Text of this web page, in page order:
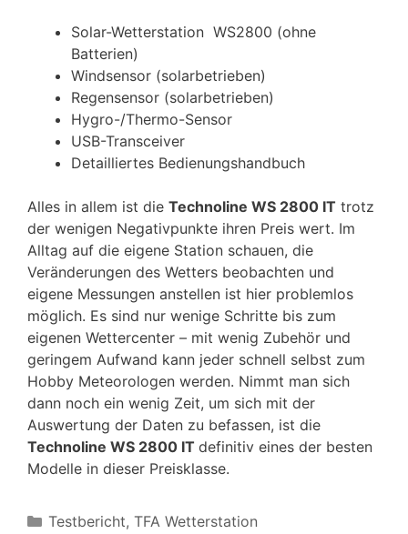
Solar-Wetterstation WS2800 (ohne
Batterien)
Windsensor (solarbetrieben)
Regensensor (solarbetrieben)
Hygro-/Thermo-Sensor
USB-Transceiver
Detailliertes Bedienungshandbuch
Alles in allem ist die Technoline WS 2800 IT trotz
der wenigen Negativpunkte ihren Preis wert. Im
Alltag auf die eigene Station schauen, die
Veränderungen des Wetters beobachten und
eigene Messungen anstellen ist hier problemlos
möglich. Es sind nur wenige Schritte bis zum
eigenen Wettercenter – mit wenig Zubehör und
geringem Aufwand kann jeder schnell selbst zum
Hobby Meteorologen werden. Nimmt man sich
dann noch ein wenig Zeit, um sich mit der
Auswertung der Daten zu befassen, ist die
Technoline WS 2800 IT definitiv eines der besten
Modelle in dieser Preisklasse.
Kategorien
Testbericht, TFA Wetterstation